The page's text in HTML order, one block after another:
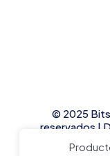
© 2025
reservados |